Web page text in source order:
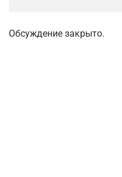
Обсуждение закрыто.